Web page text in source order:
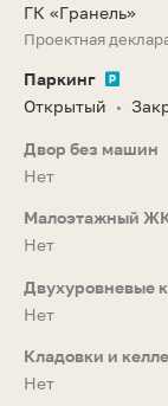
ГК «Гранель»
Проектная
Паркинг
Открытый
•
Двор без машин
Нет
Малоэтажный
Нет
Двухуровневые
Нет
Кладовки и
Нет